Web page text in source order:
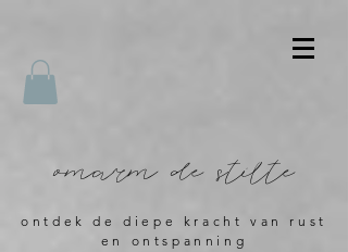
omarm de stilte
ontdek de diepe kracht van rust
en ontspanning